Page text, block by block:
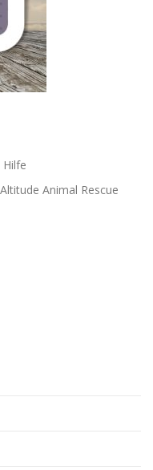
Hilfe
Animal Rescue